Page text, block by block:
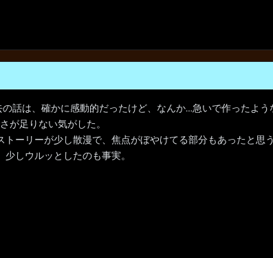
話は、確かに感動的だったけど、なんか…急いで作ったよう
が足りない気がした。
ーリーが少し散漫で、焦点がぼやけてる部分もあったと思う
しウルッとしたのも事実。